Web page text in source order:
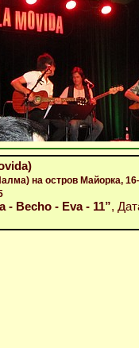
на остров Майорка,
- Becho - Eva - 11”,